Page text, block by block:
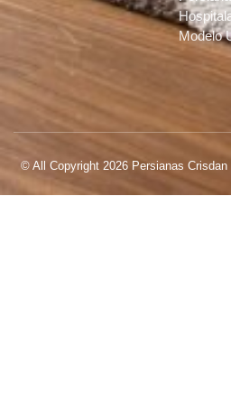
Modelo
© All Copyright 2026 Persianas